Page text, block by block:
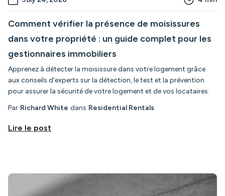
Comment vérifier la présence de moisissures
dans votre propriété : un guide complet pour les
gestionnaires immobiliers
Apprenez à détecter la moisissure dans votre logement grâce
aux conseils d'experts sur la détection, le test et la prévention
pour assurer la sécurité de votre logement et de vos locataires.
Par Richard White dans Residential Rentals
Lire le post